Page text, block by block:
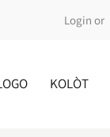
Login or
KOLÒT